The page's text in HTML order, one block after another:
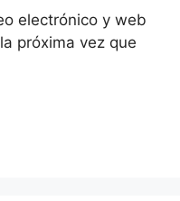
electrónico y web
próxima vez que